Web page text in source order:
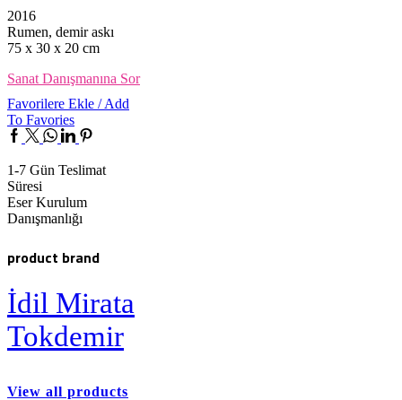
2016
Rumen, demir askı
75 x 30 x 20 cm
Sanat Danışmanına Sor
Favorilere Ekle / Add
To Favories
Facebook
Twitter
Whatsapp
Linkedin
Pinterest
1-7 Gün Teslimat
Süresi
Eser Kurulum
Danışmanlığı
product brand
İdil Mirata
Tokdemir
View all products